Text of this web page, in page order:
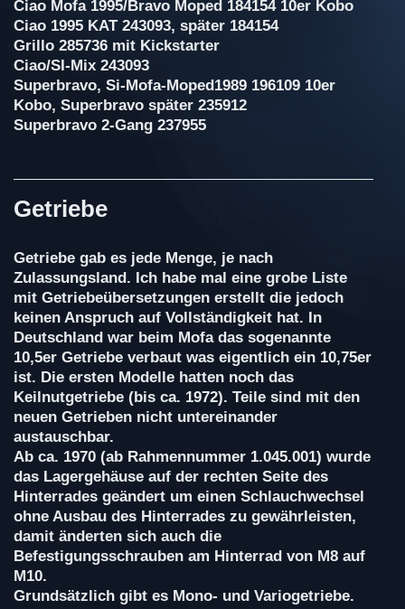
Ciao Mofa 1995/Bravo Moped 184154 10er Kobo
Ciao 1995 KAT 243093, später 184154
Grillo 285736 mit Kickstarter
Ciao/SI-Mix 243093
Superbravo, Si-Mofa-Moped1989 196109 10er
Kobo, Superbravo später 235912
Superbravo 2-Gang 237955
Getriebe
Getriebe gab es jede Menge, je nach
Zulassungsland. Ich habe mal eine grobe Liste
mit Getriebeübersetzungen erstellt die jedoch
keinen Anspruch auf Vollständigkeit hat. In
Deutschland war beim Mofa das sogenannte
10,5er Getriebe verbaut was eigentlich ein 10,75er
ist. Die ersten Modelle hatten noch das
Keilnutgetriebe (bis ca. 1972). Teile sind mit den
neuen Getrieben nicht untereinander
austauschbar.
Ab ca. 1970 (ab Rahmennummer 1.045.001) wurde
das Lagergehäuse auf der rechten Seite des
Hinterrades geändert um einen Schlauchwechsel
ohne Ausbau des Hinterrades zu gewährleisten,
damit änderten sich auch die
Befestigungsschrauben am Hinterrad von M8 auf
M10.
Grundsätzlich gibt es Mono- und Variogetriebe.